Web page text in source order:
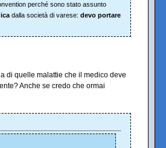
perché sono stato assunto
dalla società di varese: devo portare
di quelle malattie che il medico deve
Anche se credo che ormai